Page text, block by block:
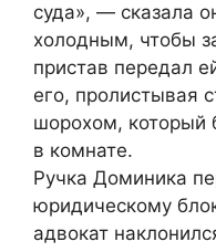
суда», — сказала
холодным, чтобы
пристав передал
его, пролистывая
шорохом, который
в комнате.
Ручка Доминика
юридическому
адвокат